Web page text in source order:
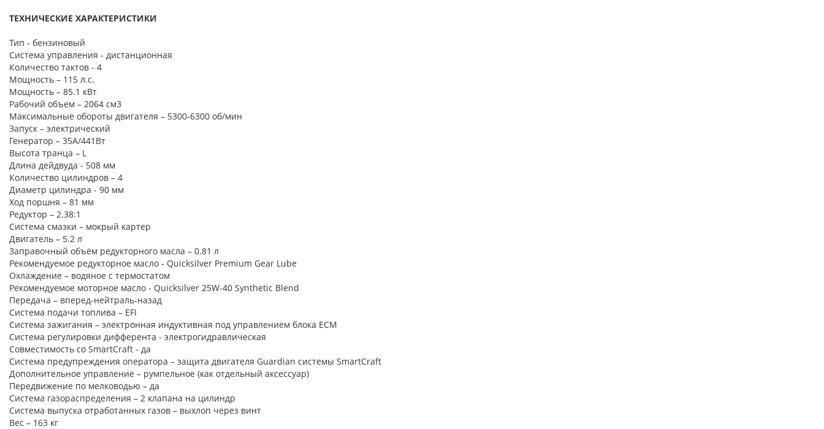
ТЕХНИЧЕСКИЕ ХАРАКТЕРИСТИКИ
Тип - бензиновый
Система управления - дистанционная
Количество тактов - 4
Мощность – 115 л.с.
Мощность – 85.1 кВт
Рабочий объем – 2064 см3
Максимальные обороты двигателя – 5300-6300 об/мин
Запуск – электрический
Генератор – 35А/441Вт
Высота транца – L
Длина дейдвуда - 508 мм
Количество цилиндров – 4
Диаметр цилиндра - 90 мм
Ход поршня – 81 мм
Редуктор – 2.38:1
Система смазки – мокрый картер
Двигатель – 5.2 л
Заправочный объём редукторного масла – 0.81 л
Рекомендуемое редукторное масло - Quicksilver Premium Gear Lube
Охлаждение – водяное с термостатом
Рекомендуемое моторное масло - Quicksilver 25W-40 Synthetic Blend
Передача – вперед-нейтраль-назад
Система подачи топлива – EFI
Система зажигания – электронная индуктивная под управлением блока ECM
Система регулировки дифферента - электрогидравлическая
Совместимость со SmartCraft - да
Система предупреждения оператора – защита двигателя Guardian системы SmartCraft
Дополнительное управление – румпельное (как отдельный аксессуар)
Передвижение по мелководью – да
Система газораспределения – 2 клапана на цилиндр
Система выпуска отработанных газов – выхлоп через винт
Вес – 163 кг